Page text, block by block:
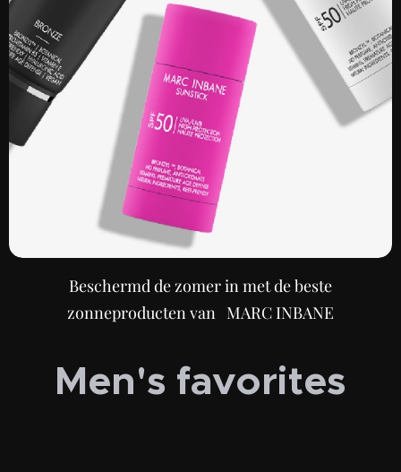
Beschermd de zomer in met de beste
zonneproducten van MARC INBANE
Men's favorites